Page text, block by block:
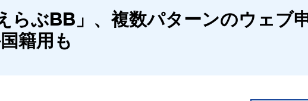
機能
売買仲介
業務向け機能 業務向け機能
制作について
制作の流れ
ユーザーインタビュー
ニュース一覧 お役立ちブログ
らぶBB」、複数パターンのウェブ
籍用も